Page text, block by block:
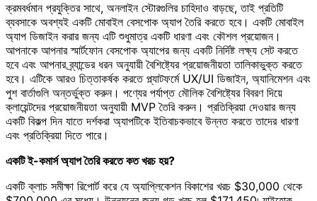
ক্রমবর্ধমান প্রযুক্তির সাথে, অনলাইন স্টোরগুলির চাহিদাও বাড়ছে, তাই প্রতিটি
ব্যবসাকে অবশ্যই একটি মোবাইল বেসপোক অ্যাপ তৈরি করতে হবে। একটি মোবাইল
অ্যাপ ডিজাইন করার জন্য এটি শুধুমাত্র একটি ধারণা এবং কৌশল প্রয়োজন।
আপনাকে আপনার স্মার্টফোন বেসপোক অ্যাপের জন্য একটি নির্দিষ্ট লক্ষ্য সেট করতে
হবে এবং আপনার ব্র্যান্ডের ধরন অনুযায়ী বৈশিষ্ট্যের প্রয়োজনীয়তা তালিকাভুক্ত করতে
হবে। এটিকে আরও চিত্তাকর্ষক করতে প্ল্যাটফর্মে UX/UI ডিজাইন, অ্যানিমেশন এবং
পুশ বার্তাগুলি অন্তর্ভুক্ত করুন। পণ্যের পর্যাপ্ত মৌলিক বৈশিষ্ট্যের বিবরণ দিয়ে
ক্লায়েন্টদের প্রয়োজনীয়তা অনুযায়ী MVP তৈরি করুন। প্রতিক্রিয়া দেওয়ার জন্য
একটি বিকল্প দিন যাতে দর্শকরা অ্যাপটিকে ইতিবাচকভাবে উন্নত করতে তাদের ধারণা
এবং প্রতিক্রিয়া দিতে পারে।
একটি ই-কমার্স অ্যাপ তৈরি করতে কত খরচ হয়?
একটি ক্লাচ সমীক্ষা রিপোর্ট করে যে অ্যাপ্লিকেশন বিকাশের খরচ $30,000 থেকে